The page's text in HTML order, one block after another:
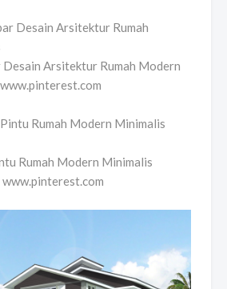
Desain Arsitektur Rumah Modern
Rumah Modern Minimalis
www.pinterest.com